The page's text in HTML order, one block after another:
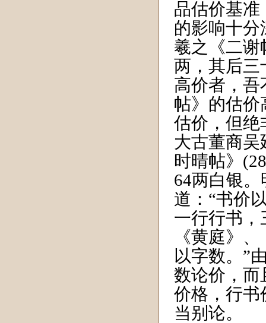
品估价基准
的影响十
羲之《二谢
两，其后三
高价者，吾
帖》的估价
估价，但绝
大古董商
时晴帖》
64两白银
道：“书价
一行行书，
《黄庭》
以字数。”
数论价，而
价格，行书
当别论。